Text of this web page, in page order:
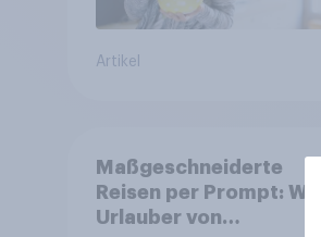
Artikel
Maßgeschneiderte
Reisen per Prompt: Was
Urlauber von